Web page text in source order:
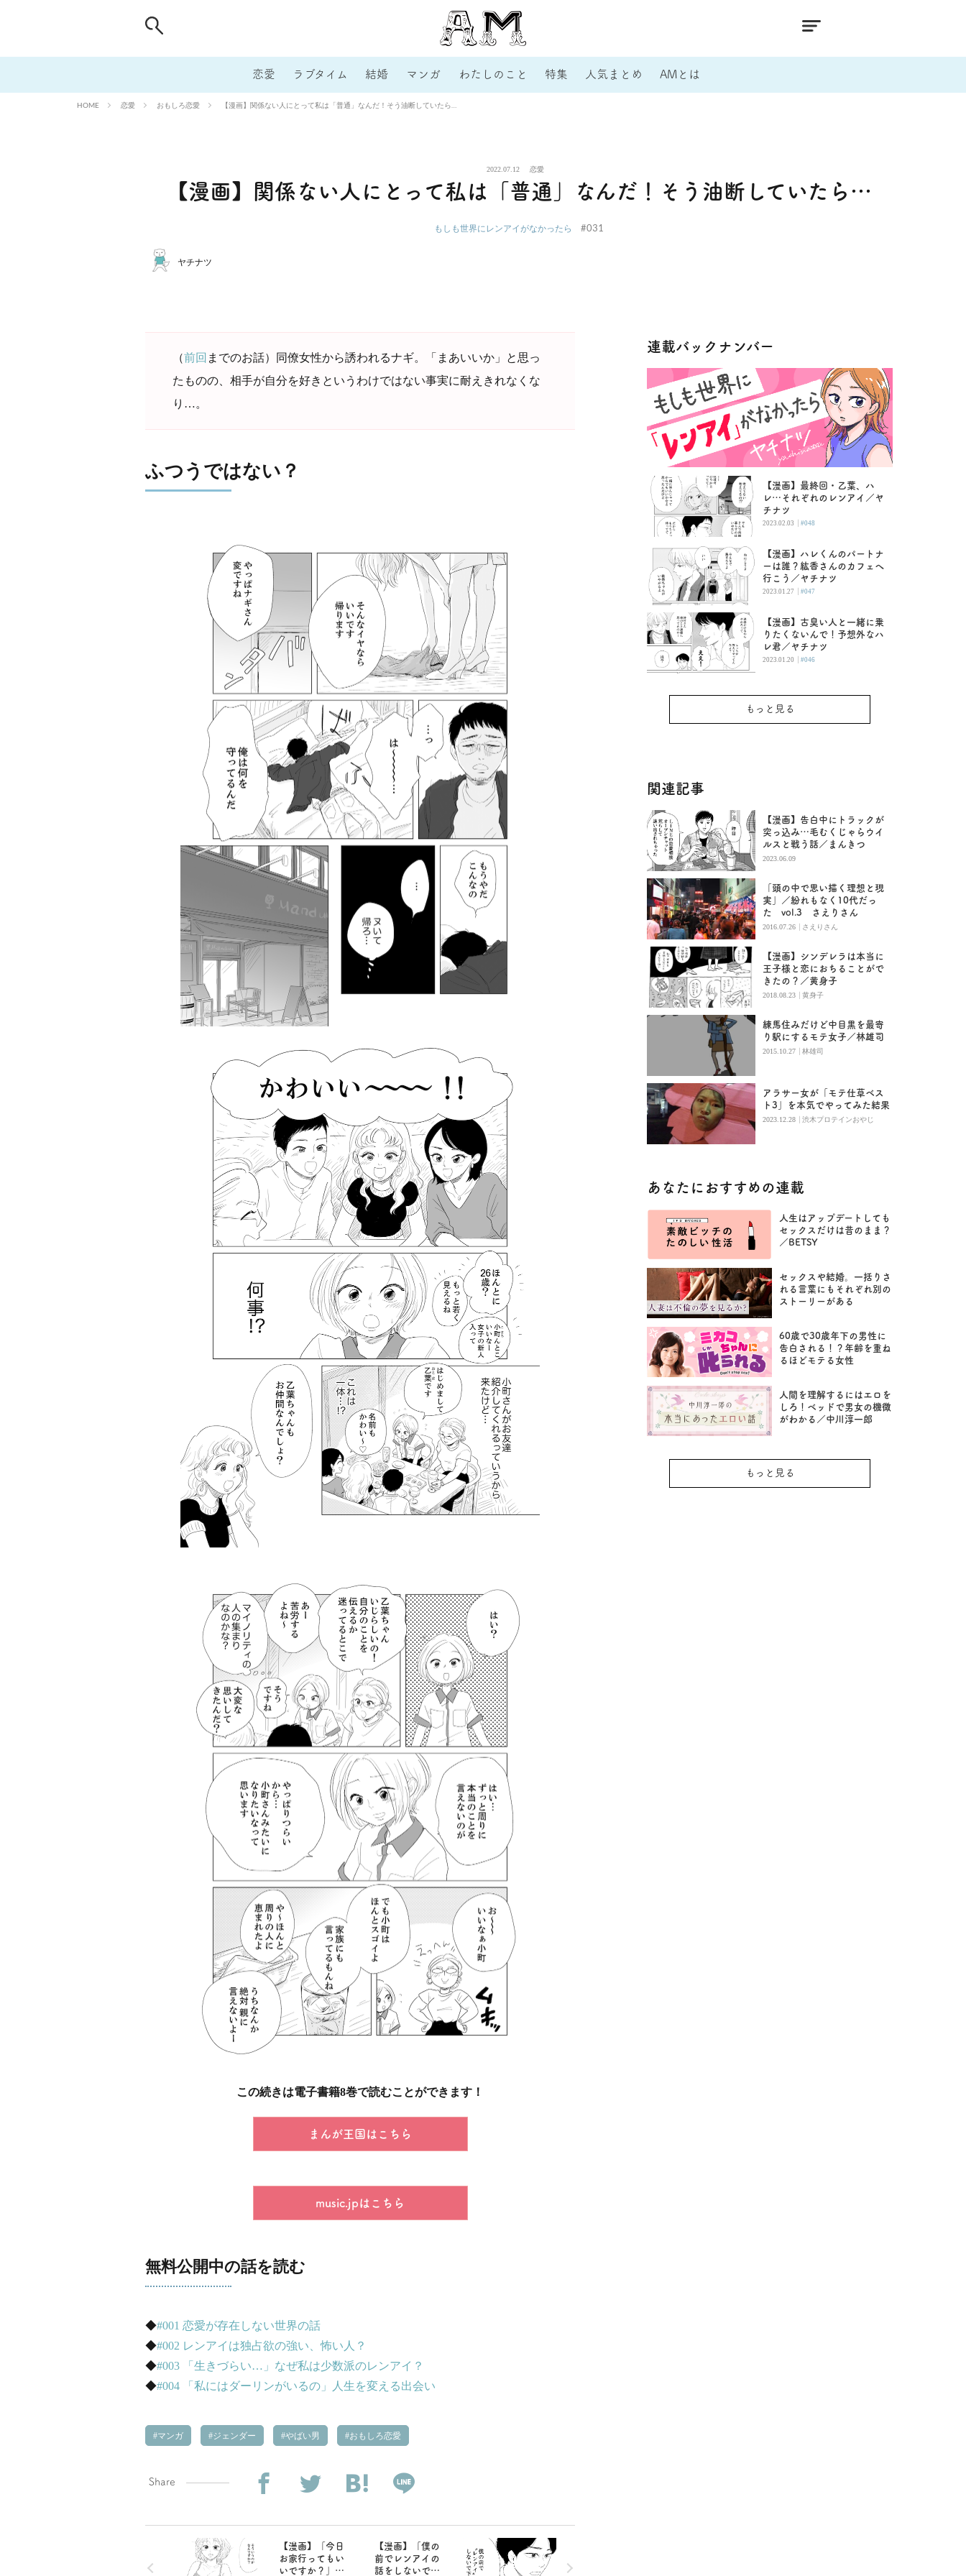
恋愛 ラブタイム 結婚 マンガ わたしのこと 特集 人気まとめ AMとは
HOME 恋愛 おもしろ恋愛 【漫画】関係ない人にとって私は「普通」なんだ！そう油断していたら…
2022.07.12 恋愛
【漫画】関係ない人にとって私は「普通」なんだ！そう油断していたら…
もしも世界にレンアイがなかったら #031
ヤチナツ
（前回 までのお話）同僚女性から誘われるナギ。「まあいいか」と思っ
たものの、相手が自分を好きというわけではない事実に耐えきれなくな
り…。
ふつうではない？
この続きは電子書籍8巻で読むことができます！
まんが王国はこちら
music.jpはこちら
無料公開中の話を読む
◆#001 恋愛が存在しない世界の話
◆#002 レンアイは独占欲の強い、怖い人？
◆#003 「生きづらい…」なぜ私は少数派のレンアイ？
◆#004 「私にはダーリンがいるの」人生を変える出会い
マンガ ジェンダー やばい男 おもしろ恋愛
Share
【漫画】「今日
お家行ってもい
いですか？」ま
【漫画】「僕の
前でレンアイの
話をしないで」
連載バックナンバー
【漫画】最終回・乙葉、ハ
レ…それぞれのレンアイ／ヤ
チナツ
2023.02.03 | #048
【漫画】ハレくんのパートナ
ーは誰？紘香さんのカフェへ
行こう／ヤチナツ
2023.01.27 | #047
【漫画】古臭い人と一緒に乗
りたくないんで！予想外なハ
レ君／ヤチナツ
2023.01.20 | #046
もっと見る
関連記事
【漫画】告白中にトラックが
突っ込み…毛むくじゃらウイ
ルスと戦う話／まんきつ
2023.06.09
「頭の中で思い描く理想と現
実」／紛れもなく10代だっ
た vol.3 さえりさん
2016.07.26 | さえりさん
【漫画】シンデレラは本当に
王子様と恋におちることがで
きたの？／黄身子
2018.08.23 | 黄身子
練馬住みだけど中目黒を最寄
り駅にするモテ女子／林雄司
2015.10.27 | 林雄司
アラサー女が「モテ仕草ベス
ト3」を本気でやってみた結果
2023.12.28 | 渋木プロテインおやじ
あなたにおすすめの連載
人生はアップデートしても
セックスだけは昔のまま？
／BETSY
セックスや結婚。一括りさ
れる言葉にもそれぞれ別の
ストーリーがある
60歳で30歳年下の男性に
告白される！？年齢を重ね
るほどモテる女性
人間を理解するにはエロを
しろ！ベッドで男女の機微
がわかる／中川淳一郎
もっと見る